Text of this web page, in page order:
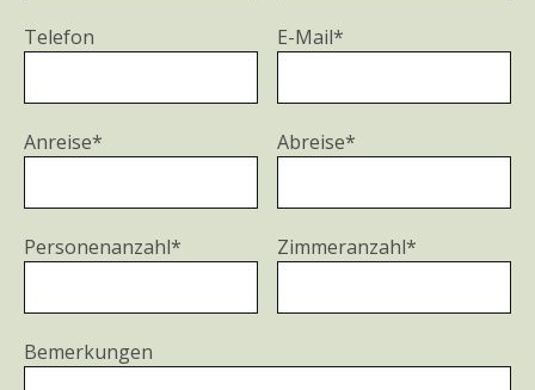
Telefon E-Mail*
Anreise* Abreise*
Personenanzahl* Zimmeranzahl*
Bemerkungen